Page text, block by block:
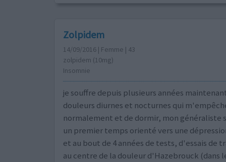
Zolpidem
14/09/2016 | Femme | 43
zolpidem (10mg)
Insomnie
je souffre depuis plusieurs années
douleurs diurnes et nocturnes qui
normalement et de dormir, mon généraliste
un premier temps orienté vers une
et au bout de 4 années de tests, d'essais
au centre de la douleur d'Hazebrouck (dans